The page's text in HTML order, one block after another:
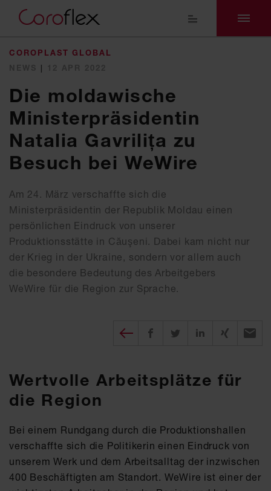
COROPLAST GLOBAL
|
Die moldawische
Ministerpräsidentin
Natalia Gavrilița zu
Besuch bei WeWire
Am 24. März verschaffte sich die
Ministerpräsidentin der Republik Moldau einen
persönlichen Eindruck von unserer
Produktionsstätte in Căuşeni. Dabei kam nicht nur
der Krieg in der Ukraine, sondern vor allem auch
die besondere Bedeutung des Arbeitgebers
WeWire für die Region zur Sprache.
Diesen Beitrag teilen
auf Facebook teilen
auf twitter teilenauf XING
per
Wertvolle Arbeitsplätze für
die Region
Bei einem Rundgang durch die Produktionshallen
verschaffte sich die Politikerin einen Eindruck von
unserem Werk und dem Arbeitsalltag der inzwischen
400 Beschäftigten am Standort. WeWire ist einer der